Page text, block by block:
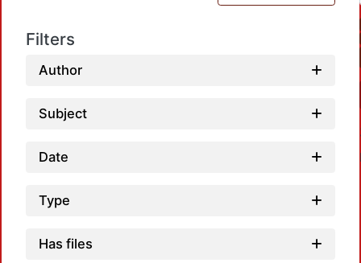
Filters
Author
Subject
Date
Type
Has files